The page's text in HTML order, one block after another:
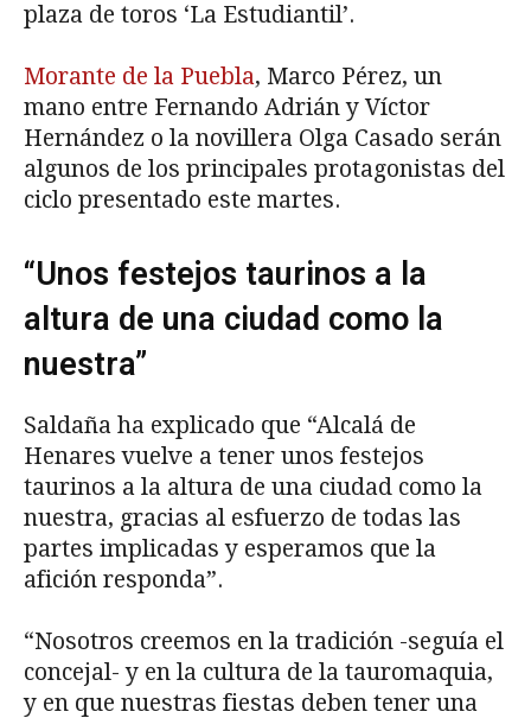
plaza de toros ‘La Estudiantil’.
Morante de la Puebla, Marco Pérez, un
mano entre Fernando Adrián y Víctor
Hernández o la novillera Olga Casado serán
algunos de los principales protagonistas del
ciclo presentado este martes.
“Unos festejos taurinos a la
altura de una ciudad como la
nuestra”
Saldaña ha explicado que “Alcalá de
Henares vuelve a tener unos festejos
taurinos a la altura de una ciudad como la
nuestra, gracias al esfuerzo de todas las
partes implicadas y esperamos que la
afición responda”.
“Nosotros creemos en la tradición -seguía el
concejal- y en la cultura de la tauromaquia,
y en que nuestras fiestas deben tener una